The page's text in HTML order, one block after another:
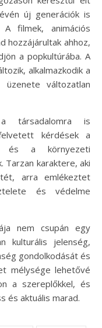
új generációk is
filmek, animációs
hozzájárultak ahhoz,
a popkultúrába. A
alkalmazkodik a
változatlan
társadalomra is
kérdések a
és a környezeti
Tarzan karaktere, aki
arra emlékeztet
és védelme
nem csupán egy
kulturális jelenség,
gondolkodását és
mélysége lehetővé
a szereplőkkel, és
és aktuális marad.